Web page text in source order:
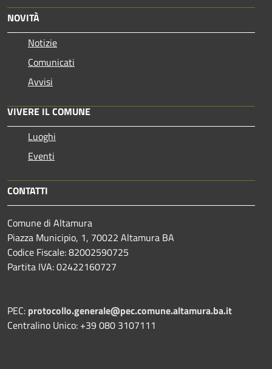
NOVITÀ
Notizie
Comunicati
Avvisi
VIVERE IL COMUNE
Luoghi
Eventi
CONTATTI
Comune di Altamura
Piazza Municipio, 1, 70022 Altamura BA
Codice Fiscale: 82002590725
Partita IVA: 02422160727
PEC: protocollo.generale@pec.comune.altamura.ba.it
Centralino Unico: +39 080 3107111